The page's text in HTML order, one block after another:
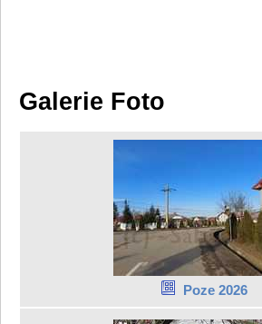
Galerie Foto
Poze 2026